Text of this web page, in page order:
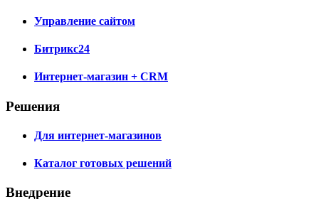
Управление сайтом
Битрикс24
Интернет-магазин + CRM
Решения
Для интернет-магазинов
Каталог готовых решений
Внедрение